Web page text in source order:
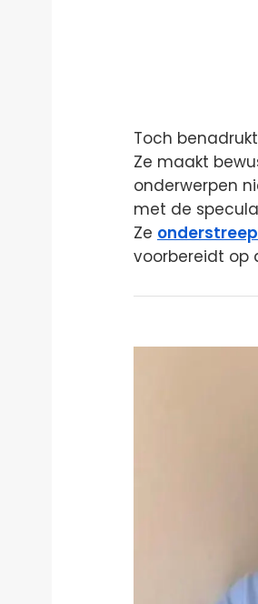
Toch
Ze maakt
onderwerpen
met de
Ze
voorbereidt op